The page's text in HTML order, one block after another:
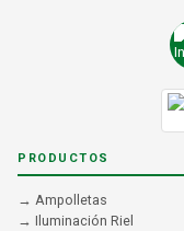
PRODUCTOS
→ Ampolletas
→ Iluminación Riel